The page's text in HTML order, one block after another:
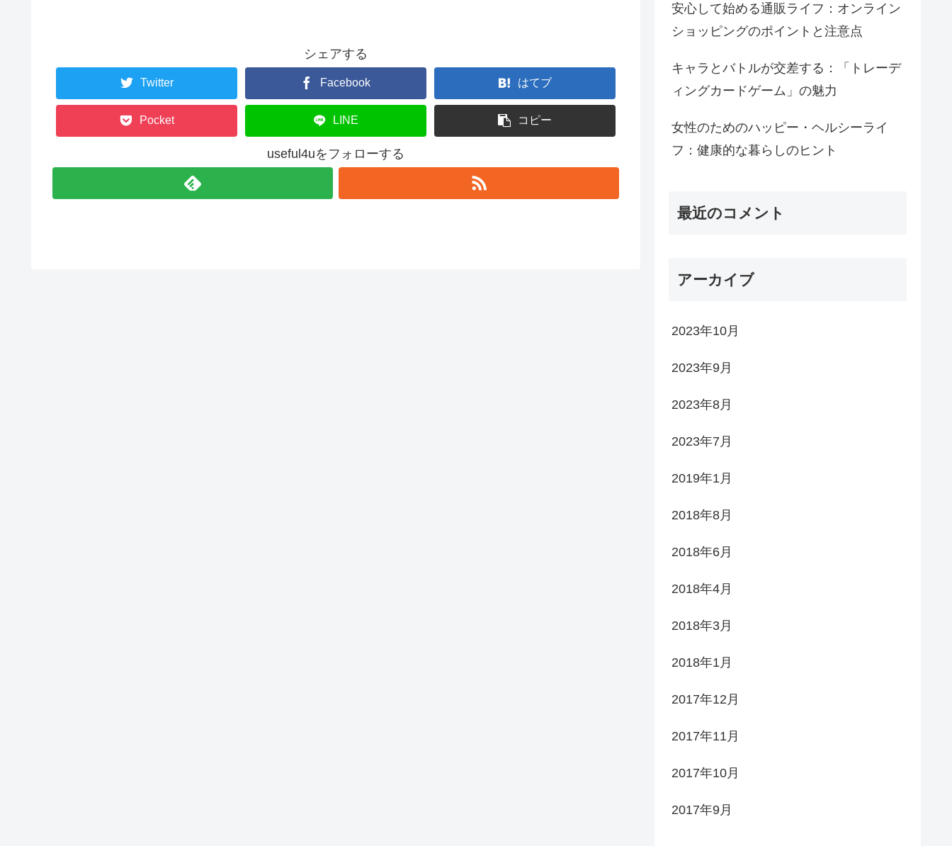
シェアする
Twitter Facebook はてブ
Pocket LINE コピー
useful4uをフォローする
安心して始める通販ライフ：オンライン
ショッピングのポイントと注意点
キャラとバトルが交差する：「トレーデ
ィングカードゲーム」の魅力
女性のためのハッピー・ヘルシーライ
フ：健康的な暮らしのヒント
最近のコメント
アーカイブ
2023年10月
2023年9月
2023年8月
2023年7月
2019年1月
2018年8月
2018年6月
2018年4月
2018年3月
2018年1月
2017年12月
2017年11月
2017年10月
2017年9月